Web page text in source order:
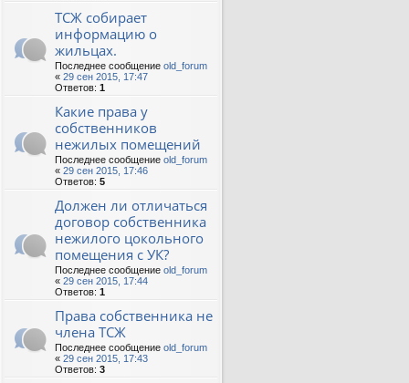
ТСЖ собирает
информацию о
жильцах.
Последнее сообщение old_forum
« 29 сен 2015, 17:47
Ответов: 1
Какие права у
собственников
нежилых помещений
Последнее сообщение old_forum
« 29 сен 2015, 17:46
Ответов: 5
Должен ли отличаться
договор собственника
нежилого цокольного
помещения с УК?
Последнее сообщение old_forum
« 29 сен 2015, 17:44
Ответов: 1
Права собственника не
члена ТСЖ
Последнее сообщение old_forum
« 29 сен 2015, 17:43
Ответов: 3